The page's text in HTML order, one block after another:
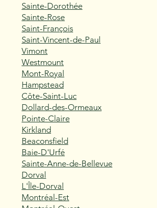
Sainte-Dorothée
Sainte-Rose
Saint-François
Saint-Vincent-de-Paul
Vimont
Westmount
Mont-Royal
Hampstead
Côte-Saint-Luc
Dollard-des-Ormeaux
Pointe-Claire
Kirkland
Beaconsfield
Baie-D'Urfé
Sainte-Anne-de-Bellevue
Dorval
L'Île-Dorval
Montréal-Est